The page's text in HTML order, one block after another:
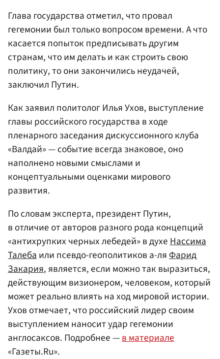
Глава государства отметил, что провал
гегемонии был только вопросом времени. А что
касается попыток предписывать другим
странам, что им делать и как строить свою
политику, то они закончились неудачей,
заключил Путин.
Как заявил политолог Илья Ухов, выступление
главы российского государства в ходе
пленарного заседания дискуссионного клуба
«Валдай» — событие всегда знаковое, оно
наполнено новыми смыслами и
концептуальными оценками мирового
развития.
По словам эксперта, президент Путин,
в отличие от авторов разного рода концепций
«антихрупких черных лебедей» в духеНассима
Талебаили псевдо-геополитиков а-ляФарид
Закария, является, если можно так выразиться,
действующим визионером, человеком, который
может реально влиять на ход мировой истории.
Ухов отмечает, что российский лидер своим
выступлением наносит удар гегемонии
англосаксов. Подробнее —в материале
«Газеты.Ru».